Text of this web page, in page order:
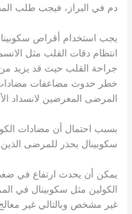
دم في البراز، فيجب طلب
يجب استخدام أقراص
انتظام دقات القلب مثل
جراحة القلب حيث قد يزيد
خطر حدوث مضاعفات مضادات
المرضى المعرضين لانسداد
بسبب احتمال أن مضادات
سكوبينال بحذر للمرضى
يمكن أن يحدث ارتفاع في
الكولين مثل سكوبينال في
غير مشخص وبالتالي غير